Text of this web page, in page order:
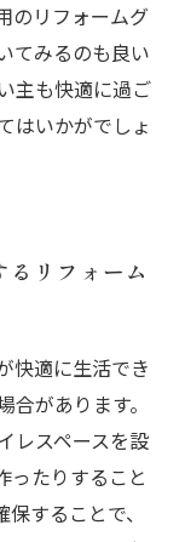
のリフォームグ
てみるのも良い
主も快適に過ご
はいかがでしょ
リフォーム
快適に生活でき
があります。
レスペースを設
ったりすること
することで、